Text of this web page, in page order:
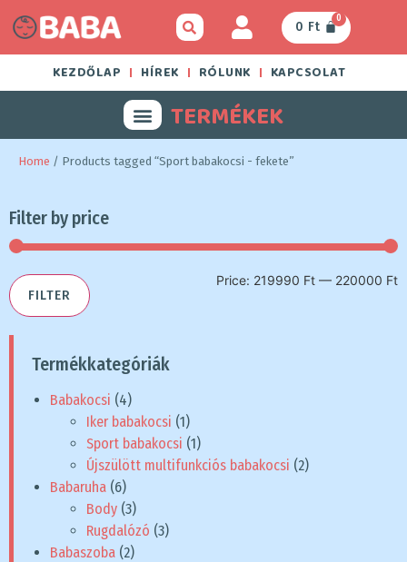
0 Ft
0
KEZDŐLAP HÍREK RÓLUNK KAPCSOLAT
TERMÉKEK
Home / Products tagged “Sport babakocsi - fekete”
Filter by price
FILTER
Price: 219990 Ft — 220000 Ft
Termékkategóriák
Babakocsi (4)
Iker babakocsi (1)
Sport babakocsi (1)
Újszülött multifunkciós babakocsi (2)
Babaruha (6)
Body (3)
Rugdalózó (3)
Babaszoba (2)